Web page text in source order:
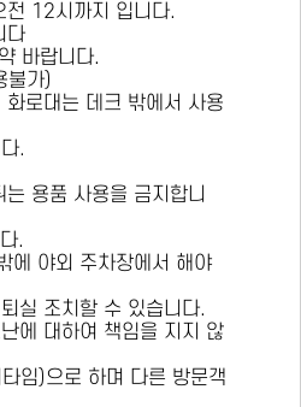
전 12시까지 입니다.
다
바랍니다.
불가)
로대는 데크 밖에서 사용
.
용품 사용을 금지합니
.
에 야외 주차장에서 해야
실 조치할 수 있습니다.
에 대하여 책임을 지지 않
임)으로 하며 다른 방문객